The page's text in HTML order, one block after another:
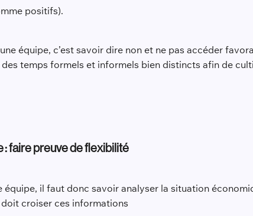
positifs).
équipe, c’est savoir dire non et ne pas accéder
des temps formels et informels bien distincts afin de
: faire preuve de flexibilité
équipe, il faut donc savoir analyser la situation
croiser ces informations